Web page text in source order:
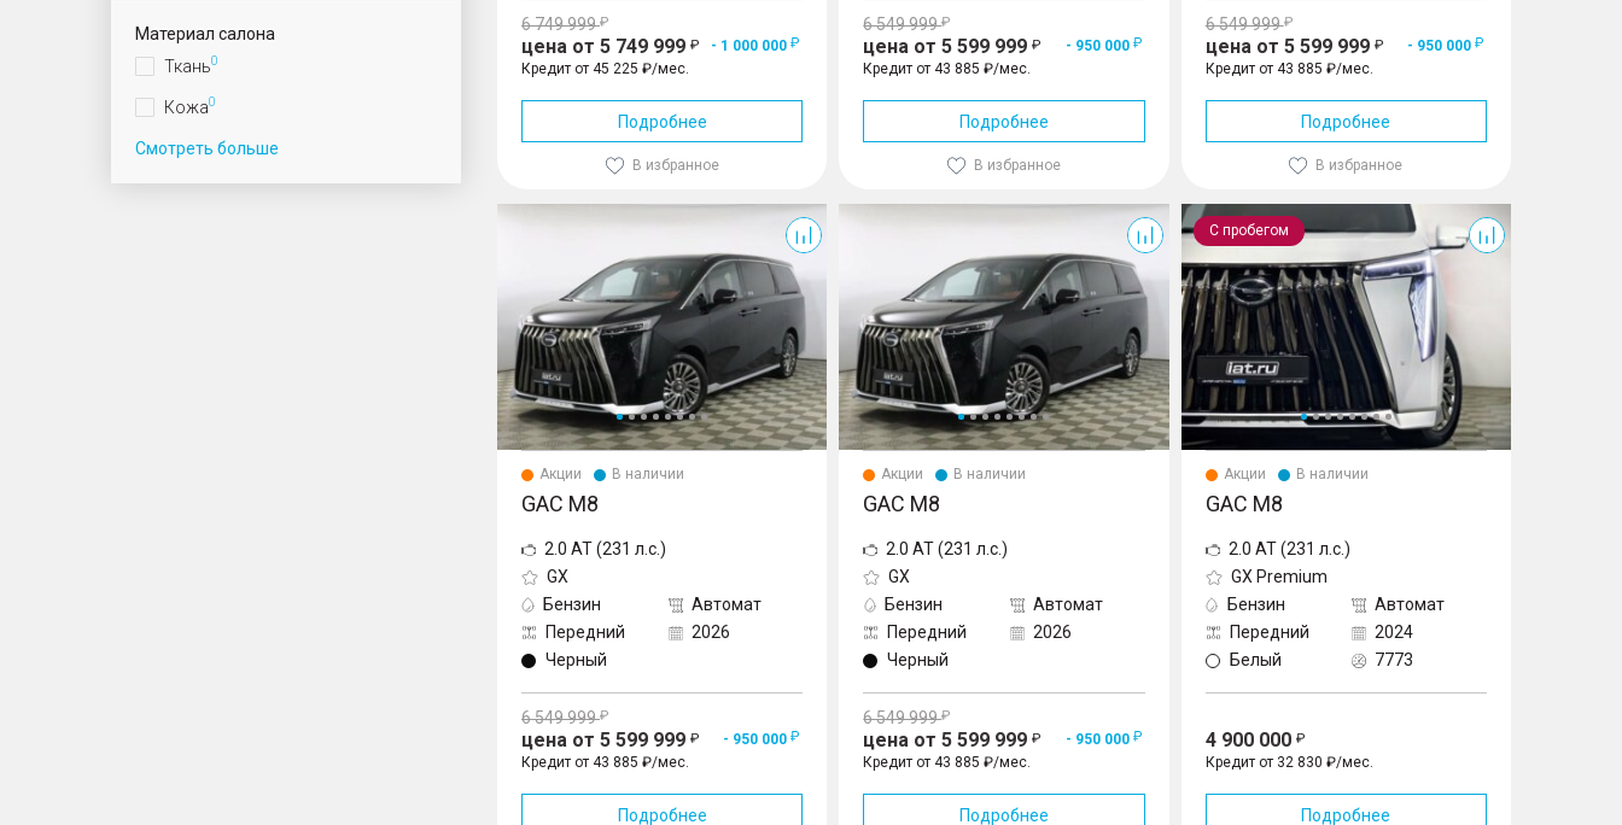
Материал салона
Ткань0
Кожа0
Смотреть больше
6 749 999
цена от 5 749 999
- 1 000 000
Кредит от 45 225 ₽/мес.
Подробнее
В избранное
6 549 999
цена от 5 599 999
- 950 000
Кредит от 43 885 ₽/мес.
Подробнее
В избранное
6 549 999
цена от 5 599 999
- 950 000
Кредит от 43 885 ₽/мес.
Подробнее
В избранное
Акции В наличии
GAC M8
2.0 AT (231 л.с.)
GX
Бензин
Автомат
Передний
2026
Черный
6 549 999
цена от 5 599 999
- 950 000
Кредит от 43 885 ₽/мес.
Подробнее
Акции В наличии
GAC M8
2.0 AT (231 л.с.)
GX
Бензин
Автомат
Передний
2026
Черный
6 549 999
цена от 5 599 999
- 950 000
Кредит от 43 885 ₽/мес.
Подробнее
С пробегом
M8
Акции В наличии
GAC M8
2.0 AT (231 л.с.)
GX Premium
Бензин
Автомат
Передний
2024
Белый
7773
4 900 000
Кредит от 32 830 ₽/мес.
Подробнее